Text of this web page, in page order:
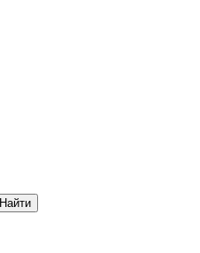
Найти